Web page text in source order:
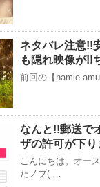
ネタバレ注意!!
も隠れ映像が!!
前回の【namie
なんと!!郵送で
ザの許可が下
こんにちは。オー
たノブ( …